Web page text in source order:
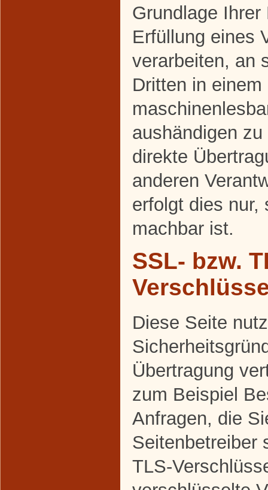
Grundlage
Erfüllung eines
verarbeiten, an
Dritten in einem
aushändigen
direkte
anderen
erfolgt dies nur,
machbar ist.
SSL- bzw.
Diese Seite
Übertragung
zum Beispiel
Anfragen, die
Seitenbetreiber
TLS-